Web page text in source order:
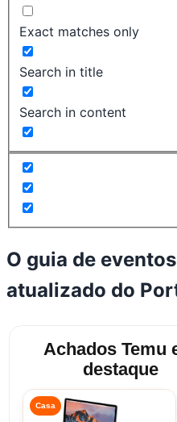
Exact matches only
Search in title
Search in content
O guia de
atualizado do
Achados Temu
destaque
Casa